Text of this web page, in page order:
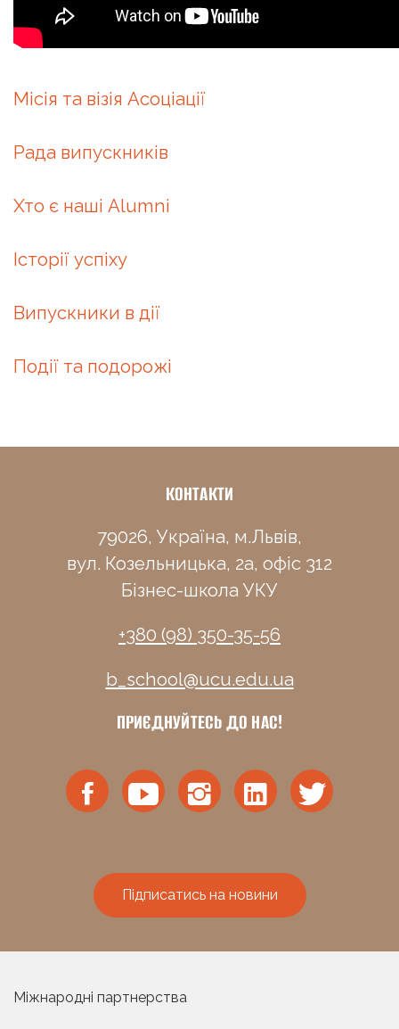
Місія та візія Асоціації
Рада випускників
Хто є наші Alumni
Історії успіху
Випускники в дії
Події та подорожі
КОНТАКТИ
79026, Україна, м.Львів,
вул. Козельницька, 2а, офіс 312
Бізнес-школа УКУ
+380 (98) 350-35-56
b_school@ucu.edu.ua
ПРИЄДНУЙТЕСЬ ДО НАС!
Підписатись на новини
Міжнародні партнерства